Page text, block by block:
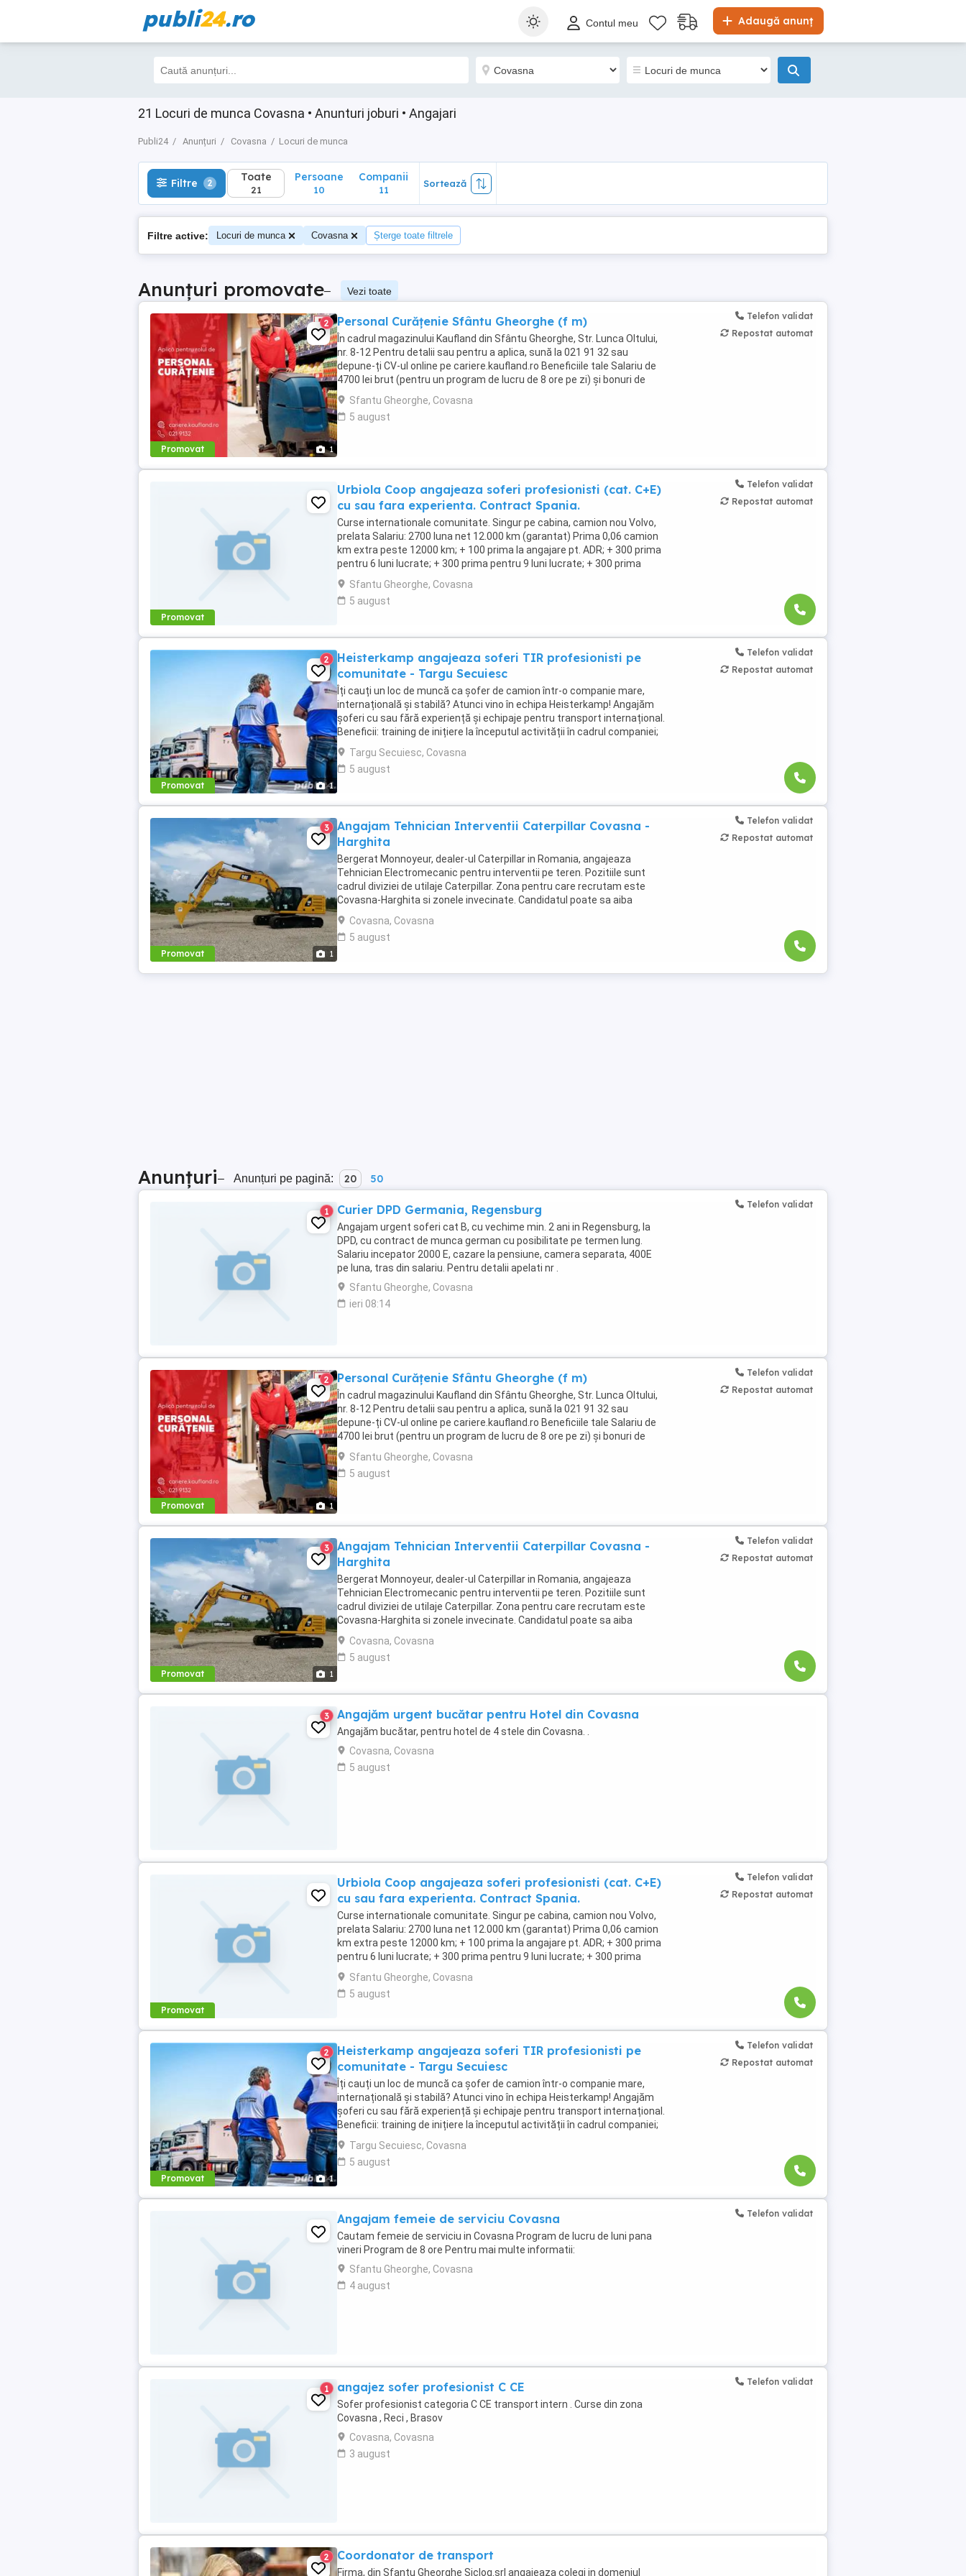
publi24.ro Adaugă anunț
Contul meu
21 Locuri de munca Covasna • Anunturi joburi • Angajari
Publi24 Anunțuri Covasna Locuri de munca
Filtre 2 Toate
21
Filtre 2 Toate
21
Persoane
10
Companii
11
Sortează
Filtre active: Locuri de munca Covasna Șterge toate filtrele
Anunțuri promovate– Vezi toate
Promovat 1
2 Personal Curățenie Sfântu Gheorghe (f m)
În cadrul magazinului Kaufland din Sfântu Gheorghe, Str. Lunca Oltului,
nr. 8-12 Pentru detalii sau pentru a aplica, sună la 021 91 32 sau
depune-ți CV-ul online pe cariere.kaufland.ro Beneficiile tale Salariu de
4700 lei brut (pentru un program de lucru de 8 ore pe zi) și bonuri de
masă Contract ...
Sfantu Gheorghe, Covasna
5 august
Telefon validat
Repostat automat
Promovat
Urbiola Coop angajeaza soferi profesionisti (cat. C+E)
cu sau fara experienta. Contract Spania.
Curse internationale comunitate. Singur pe cabina, camion nou Volvo,
prelata Salariu: 2700 luna net 12.000 km (garantat) Prima 0,06 camion
km extra peste 12000 km; + 100 prima la angajare pt. ADR; + 300 prima
pentru 6 luni lucrate; + 300 prima pentru 9 luni lucrate; + 300 prima
pentru 12 luni lucrate. Cazare, ...
Sfantu Gheorghe, Covasna
5 august
Telefon validat
Repostat automat
Promovat 1
2
Heisterkamp angajeaza soferi TIR profesionisti pe
comunitate - Targu Secuiesc
Îți cauți un loc de muncă ca șofer de camion într-o companie mare,
internațională și stabilă? Atunci vino în echipa Heisterkamp! Angajăm
șoferi cu sau fără experiență și echipaje pentru transport internațional.
Beneficii: training de inițiere la începutul activității în cadrul companiei;
training ...
Targu Secuiesc, Covasna
5 august
Telefon validat
Repostat automat
Promovat 1
3
Angajam Tehnician Interventii Caterpillar Covasna -
Harghita
Bergerat Monnoyeur, dealer-ul Caterpillar in Romania, angajeaza
Tehnician Electromecanic pentru interventii pe teren. Pozitiile sunt
cadrul diviziei de utilaje Caterpillar. Zona pentru care recrutam este
Covasna-Harghita si zonele invecinate. Candidatul poate sa aiba
domiciliul in orasele Miercurea ...
Covasna, Covasna
5 august
Telefon validat
Repostat automat
Anunțuri– Anunțuri pe pagină: 20 50
1 Curier DPD Germania, Regensburg
Angajam urgent soferi cat B, cu vechime min. 2 ani in Regensburg, la
DPD, cu contract de munca german cu posibilitate pe termen lung.
Salariu incepator 2000 E, cazare la pensiune, camera separata, 400E
pe luna, tras din salariu. Pentru detalii apelati nr .
Sfantu Gheorghe, Covasna
ieri 08:14
Telefon validat
Promovat 1
2 Personal Curățenie Sfântu Gheorghe (f m)
În cadrul magazinului Kaufland din Sfântu Gheorghe, Str. Lunca Oltului,
nr. 8-12 Pentru detalii sau pentru a aplica, sună la 021 91 32 sau
depune-ți CV-ul online pe cariere.kaufland.ro Beneficiile tale Salariu de
4700 lei brut (pentru un program de lucru de 8 ore pe zi) și bonuri de
masă Contract ...
Sfantu Gheorghe, Covasna
5 august
Telefon validat
Repostat automat
Promovat 1
3
Angajam Tehnician Interventii Caterpillar Covasna -
Harghita
Bergerat Monnoyeur, dealer-ul Caterpillar in Romania, angajeaza
Tehnician Electromecanic pentru interventii pe teren. Pozitiile sunt
cadrul diviziei de utilaje Caterpillar. Zona pentru care recrutam este
Covasna-Harghita si zonele invecinate. Candidatul poate sa aiba
domiciliul in orasele Miercurea ...
Covasna, Covasna
5 august
Telefon validat
Repostat automat
3 Angajăm urgent bucătar pentru Hotel din Covasna
Angajăm bucătar, pentru hotel de 4 stele din Covasna. .
Covasna, Covasna
5 august
Promovat
Urbiola Coop angajeaza soferi profesionisti (cat. C+E)
cu sau fara experienta. Contract Spania.
Curse internationale comunitate. Singur pe cabina, camion nou Volvo,
prelata Salariu: 2700 luna net 12.000 km (garantat) Prima 0,06 camion
km extra peste 12000 km; + 100 prima la angajare pt. ADR; + 300 prima
pentru 6 luni lucrate; + 300 prima pentru 9 luni lucrate; + 300 prima
pentru 12 luni lucrate. Cazare, ...
Sfantu Gheorghe, Covasna
5 august
Telefon validat
Repostat automat
Promovat 1
2
Heisterkamp angajeaza soferi TIR profesionisti pe
comunitate - Targu Secuiesc
Îți cauți un loc de muncă ca șofer de camion într-o companie mare,
internațională și stabilă? Atunci vino în echipa Heisterkamp! Angajăm
șoferi cu sau fără experiență și echipaje pentru transport internațional.
Beneficii: training de inițiere la începutul activității în cadrul companiei;
training ...
Targu Secuiesc, Covasna
5 august
Telefon validat
Repostat automat
Angajam femeie de serviciu Covasna
Cautam femeie de serviciu in Covasna Program de lucru de luni pana
vineri Program de 8 ore Pentru mai multe informatii:
Sfantu Gheorghe, Covasna
4 august
Telefon validat
1 angajez sofer profesionist C CE
Sofer profesionist categoria C CE transport intern . Curse din zona
Covasna , Reci , Brasov
Covasna, Covasna
3 august
Telefon validat
2 Coordonator de transport
Firma, din Sfantu Gheorghe Siclog.srl angajeaza colegi in domeniul